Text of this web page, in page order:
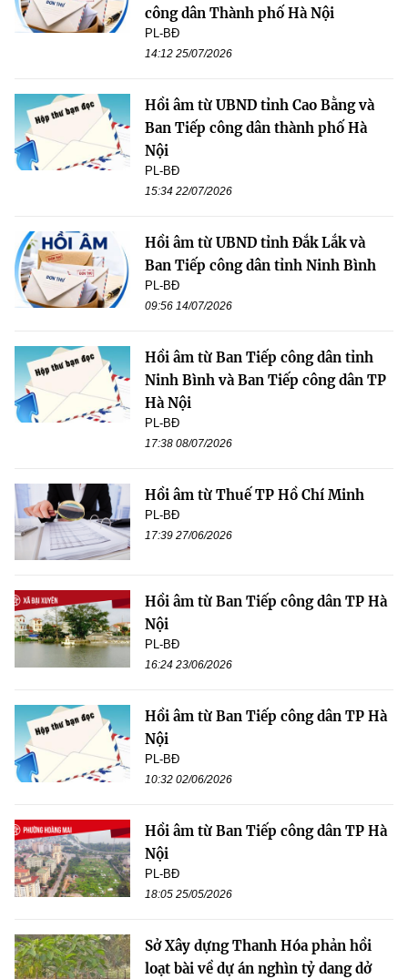
công dân Thành phố Hà Nội
PL-BĐ
14:12 25/07/2026
Hồi âm từ UBND tỉnh Cao Bằng và
Ban Tiếp công dân thành phố Hà
Nội
PL-BĐ
15:34 22/07/2026
Hồi âm từ UBND tỉnh Đắk Lắk và
Ban Tiếp công dân tỉnh Ninh Bình
PL-BĐ
09:56 14/07/2026
Hồi âm từ Ban Tiếp công dân tỉnh
Ninh Bình và Ban Tiếp công dân TP
Hà Nội
PL-BĐ
17:38 08/07/2026
Hồi âm từ Thuế TP Hồ Chí Minh
PL-BĐ
17:39 27/06/2026
Hồi âm từ Ban Tiếp công dân TP Hà
Nội
PL-BĐ
16:24 23/06/2026
Hồi âm từ Ban Tiếp công dân TP Hà
Nội
PL-BĐ
10:32 02/06/2026
Hồi âm từ Ban Tiếp công dân TP Hà
Nội
PL-BĐ
18:05 25/05/2026
Sở Xây dựng Thanh Hóa phản hồi
loạt bài về dự án nghìn tỷ dang dở